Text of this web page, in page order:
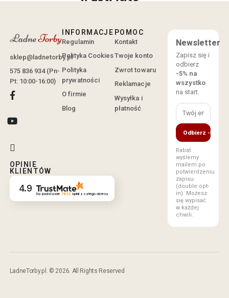
sklep@ladnetorby.pl
575 836 934 (Pn-
Pt: 10:00-16:00)
OPINIE
KLIENTÓW
4.9 Na podstawie 7833 opinii z całego okresu
INFORMACJE
Regulamin
Polityka Cookies
Polityka
prywatności
O firmie
Blog
POMOC
Kontakt
Twoje konto
Zwrot towaru
Reklamacje
Wysyłka i
płatność
Newsletter
Zapisz się i
odbierz
-5% na
wszystko
na start.
Odbierz -5%
Rabat
wyślemy
mailem po
potwierdzeniu
zapisu
(double opt-
in). Możesz
się wypisać
w każdej
chwili.
LadneTorby.pl. © 2026. All Rights Reserved